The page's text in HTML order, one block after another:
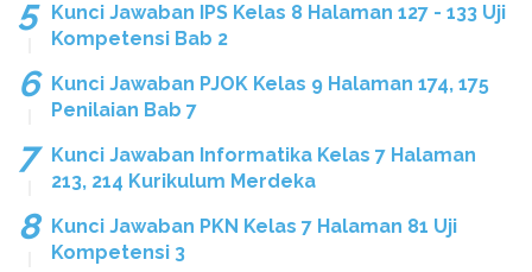
Kunci Jawaban IPS Kelas 8 Halaman 127 - 133 Uji
Kompetensi Bab 2
Kunci Jawaban PJOK Kelas 9 Halaman 174, 175
Penilaian Bab 7
Kunci Jawaban Informatika Kelas 7 Halaman
213, 214 Kurikulum Merdeka
Kunci Jawaban PKN Kelas 7 Halaman 81 Uji
Kompetensi 3